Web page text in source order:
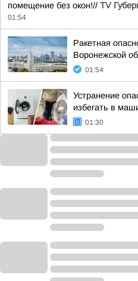
помещение без окон!// TV
01:54
Ракетная
Воронежской
01:54
Устранение
избегать в
01:30